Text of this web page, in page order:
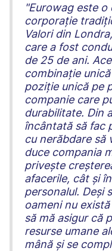
"Eurowag este
corporație
Valori din
care a fost
de 25 de ani.
combinație
poziție unică pe
companie care
durabilitate. Din
încântată să fac
cu nerăbdare să
duce compania
privește
afacerile, cât și
personalul. Deși
oameni nu
să mă asigur că
resurse umane
mână și se